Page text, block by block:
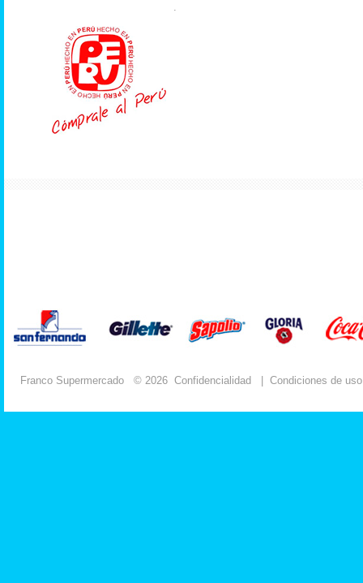
.
Franco Supermercado © 2026 Confidencialidad Condiciones de uso